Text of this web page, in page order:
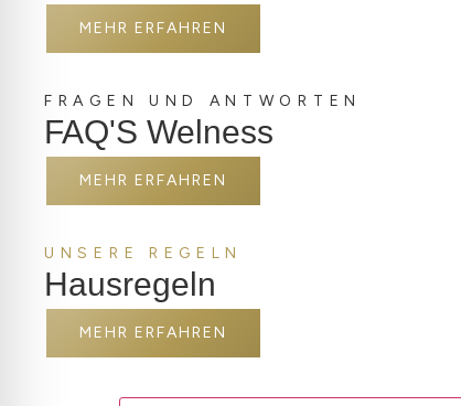
MEHR ERFAHREN
FRAGEN UND ANTWORTEN
FAQ'S Welness
MEHR ERFAHREN
UNSERE REGELN
Hausregeln
MEHR ERFAHREN